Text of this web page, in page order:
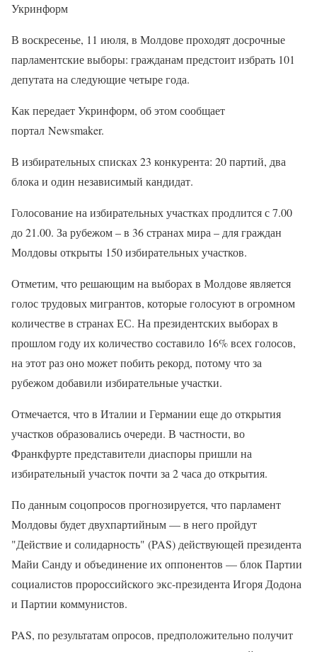
Укринформ
В воскресенье, 11 июля, в Молдове проходят досрочные
парламентские выборы: гражданам предстоит избрать 101
депутата на следующие четыре года.
Как передает Укринформ, об этом сообщает
портал Newsmaker.
В избирательных списках 23 конкурента: 20 партий, два
блока и один независимый кандидат.
Голосование на избирательных участках продлится с 7.00
до 21.00. За рубежом – в 36 странах мира – для граждан
Молдовы открыты 150 избирательных участков.
Отметим, что решающим на выборах в Молдове является
голос трудовых мигрантов, которые голосуют в огромном
количестве в странах ЕС. На президентских выборах в
прошлом году их количество составило 16% всех голосов,
на этот раз оно может побить рекорд, потому что за
рубежом добавили избирательные участки.
Отмечается, что в Италии и Германии еще до открытия
участков образовались очереди. В частности, во
Франкфурте представители диаспоры пришли на
избирательный участок почти за 2 часа до открытия.
По данным соцопросов прогнозируется, что парламент
Молдовы будет двухпартийным — в него пройдут
"Действие и солидарность" (PAS) действующей президента
Майи Санду и объединение их оппонентов — блок Партии
социалистов пророссийского экс-президента Игоря Додона
и Партии коммунистов.
PAS, по результатам опросов, предположительно получит